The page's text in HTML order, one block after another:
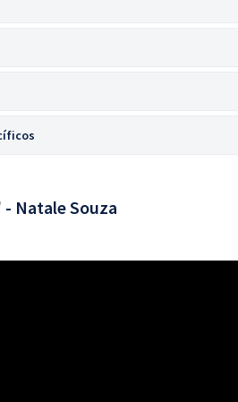
Natale Souza